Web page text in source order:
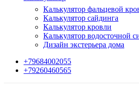
Калькулятор фальцевой
Калькулятор сайдинга
Калькулятор кровли
Калькулятор водосточной
Дизайн экстерьера дома
+79684002055
+79260460565